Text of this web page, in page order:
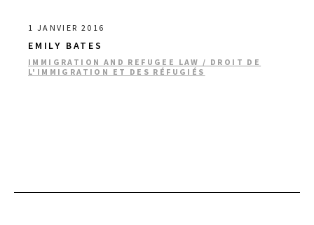
1 JANVIER 2016
EMILY BATES
IMMIGRATION AND REFUGEE LAW / DROIT DE
L'IMMIGRATION ET DES RÉFUGIÉS